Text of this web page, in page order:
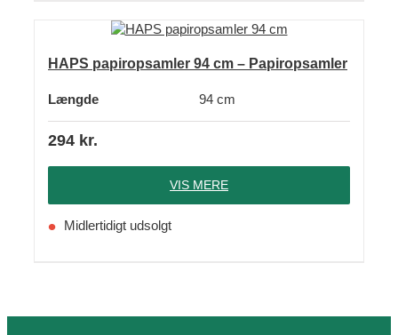
HAPS papiropsamler 94 cm – Papiropsamler
Længde 94 cm
294 kr.
VIS MERE
Midlertidigt udsolgt